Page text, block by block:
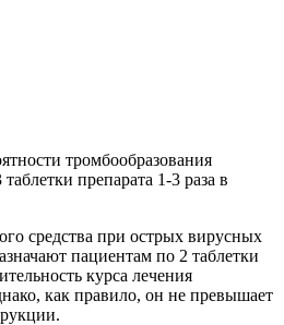
тромбообразования
препарата 1-3 раза в
средства при острых вирусных
пациентам по 2 таблетки
курса лечения
как правило, он не превышает